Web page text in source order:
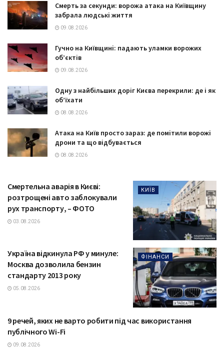
Смерть за секунди: ворожа атака на Київщину
забрала людські життя
09.08.2026
Гучно на Київщині: падають уламки ворожих
об’єктів
09.08.2026
Одну з найбільших доріг Києва перекрили: де і як
об’їхати
08.08.2026
Атака на Київ просто зараз: де помітили ворожі
дрони та що відбувається
08.08.2026
КИЇВ
Смертельна аварія в Києві:
розтрощені авто заблокували
рух транспорту, – ФОТО
03.08.2026
ФІНАНСИ
Україна відкинула РФ у минуле:
Москва дозволила бензин
стандарту 2013 року
05.08.2026
ТЕХНОЛОГІЇ
9 речей, яких не варто робити під час використання
публічного Wi-Fi
09.08.2026